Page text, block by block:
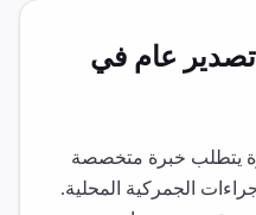
تصدير عام في
يتطلب خبرة متخصصة
الجمركية المحلية.